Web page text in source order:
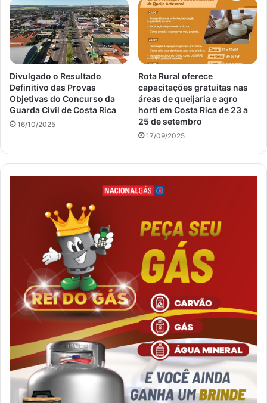
Divulgado o Resultado
Definitivo das Provas
Objetivas do Concurso da
Guarda Civil de Costa Rica
16/10/2025
Rota Rural oferece
capacitações gratuitas nas
áreas de queijaria e agro
horti em Costa Rica de 23 a
25 de setembro
17/09/2025